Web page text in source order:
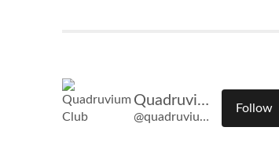
Quadruvium Club
@quadruvium.club@quadruvium.club
Follow